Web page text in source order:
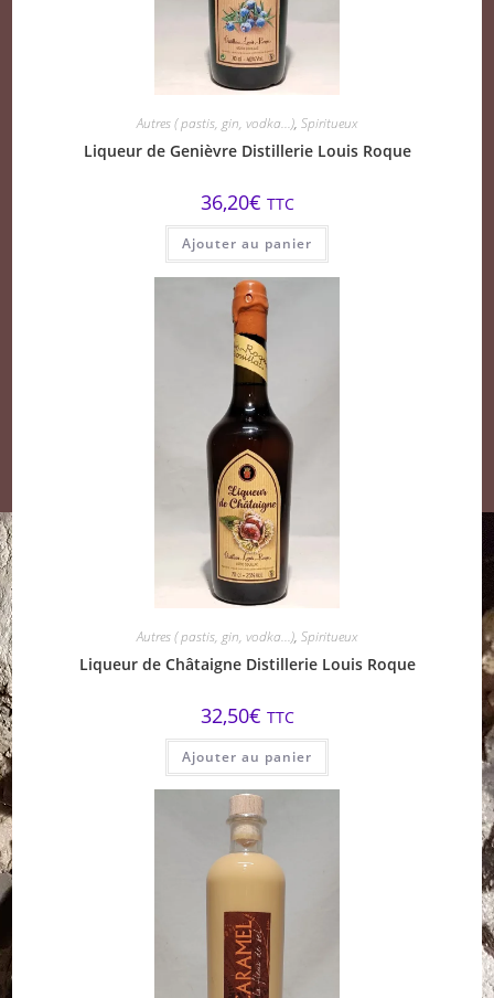
Autres ( pastis, gin, vodka...), Spiritueux
Liqueur de Genièvre Distillerie Louis Roque
36,20€ TTC
Ajouter au panier
Autres ( pastis, gin, vodka...), Spiritueux
Liqueur de Châtaigne Distillerie Louis Roque
32,50€ TTC
Ajouter au panier